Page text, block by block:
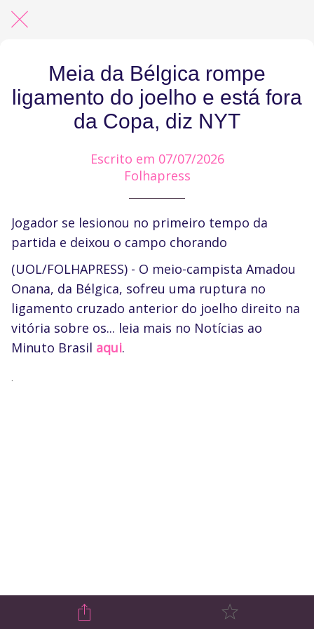
Meia da Bélgica rompe
ligamento do joelho e está fora
da Copa, diz NYT
Escrito em 07/07/2026
Folhapress
Jogador se lesionou no primeiro tempo da
partida e deixou o campo chorando
(UOL/FOLHAPRESS) - O meio-campista Amadou
Onana, da Bélgica, sofreu uma ruptura no
ligamento cruzado anterior do joelho direito na
vitória sobre os... leia mais no Notícias ao
Minuto Brasil aqui.